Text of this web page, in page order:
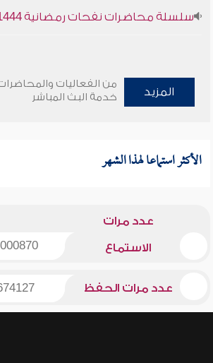
سلسلة محاضرات نفحات رمضانية 1444هـ
المزيد
من الفعاليات
خدمة البث المباشر
الأكثر استماعا لهذا الشهر
عدد مرات
الاستماع
عدد مرات الحفظ